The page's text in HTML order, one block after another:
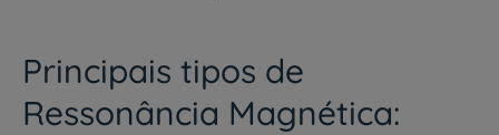
Principais tipos de
Ressonância Magnética: